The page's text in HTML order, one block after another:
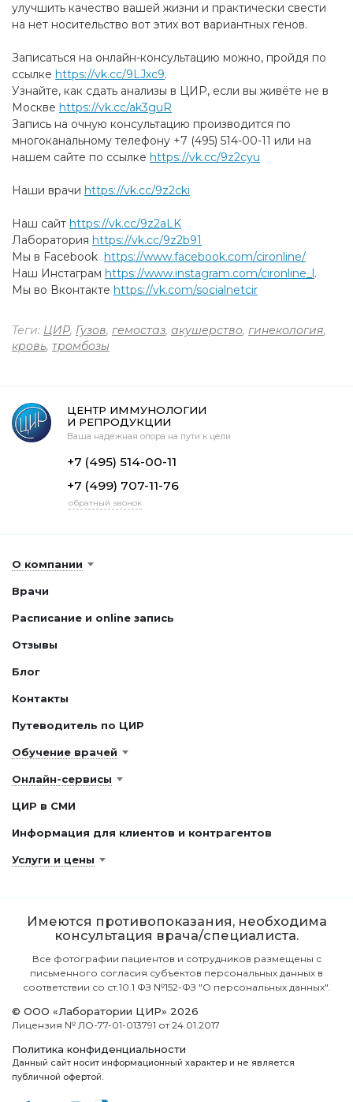
улучшить качество вашей жизни и практически свести
на нет носительство вот этих вот вариантных генов.
Записаться на онлайн-консультацию можно, пройдя по
ссылке https://vk.cc/9LJxc9.
Узнайте, как сдать анализы в ЦИР, если вы живёте не в
Москве https://vk.cc/ak3guR
Запись на очную консультацию производится по
многоканальному телефону +7 (495) 514-00-11 или на
нашем сайте по ссылке https://vk.cc/9z2cyu
Наши врачи https://vk.cc/9z2cki
Наш сайт https://vk.cc/9z2aLK
Лаборатория https://vk.cc/9z2b91
Мы в Facebook https://www.facebook.com/cironline/
Наш Инстаграм https://www.instagram.com/cironline_l.
Мы во Вконтакте https://vk.com/socialnetcir
Теги: ЦИР, Гузов, гемостаз, акушерство, гинекология,
кровь, тромбозы
ЦЕНТР ИММУНОЛОГИИ
И РЕПРОДУКЦИИ
Ваша надежная опора на пути к цели
+7 (495) 514-00-11
+7 (499) 707-11-76
обратный звонок
О компании
Врачи
Расписание и online запись
Отзывы
Блог
Контакты
Путеводитель по ЦИР
Обучение врачей
Онлайн-сервисы
ЦИР в СМИ
Информация для клиентов и контрагентов
Услуги и цены
Имеются противопоказания, необходима
консультация врача/специалиста.
Все фотографии пациентов и сотрудников размещены с
письменного согласия субъектов персональных данных в
соответствии со ст.10.1 ФЗ №152-ФЗ "О персональных данных".
© ООО «Лаборатории ЦИР» 2026
Лицензия № ЛО-77-01-013791 от 24.01.2017
Политика конфиденциальности
Данный сайт носит информационный характер и не является
публичной офертой.